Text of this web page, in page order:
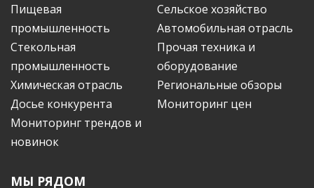
Пищевая
промышленность
Сельское хозяйство
Автомобильная отрасль
Стекольная
промышленность
Прочая техника и
оборудование
Химическая отрасль
Региональные обзоры
Досье конкурента
Мониторинг цен
Мониторинг трендов и
новинок
МЫ РЯДОМ